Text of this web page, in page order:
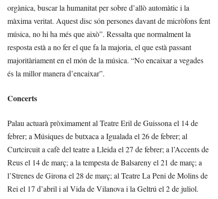
orgànica, buscar la humanitat per sobre d’allò automàtic i la
màxima veritat. Aquest disc són persones davant de micròfons fent
música, no hi ha més que això”. Ressalta que normalment la
resposta està a no fer el que fa la majoria, el que està passant
majoritàriament en el món de la música. “No encaixar a vegades
és la millor manera d’encaixar”.
Concerts
Palau actuarà pròximament al Teatre Eril de Guissona el 14 de
febrer; a Músiques de butxaca a Igualada el 26 de febrer; al
Curtcircuit a cafè del teatre a Lleida el 27 de febrer; a l’Accents de
Reus el 14 de març; a la tempesta de Balsareny el 21 de març; a
l’Strenes de Girona el 28 de març; al Teatre La Peni de Molins de
Rei el 17 d’abril i al Vida de Vilanova i la Geltrú el 2 de juliol.